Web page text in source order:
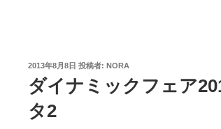
投
日:
2013年8月8日 投稿者: NORA
ダイナミックフェア
タ2